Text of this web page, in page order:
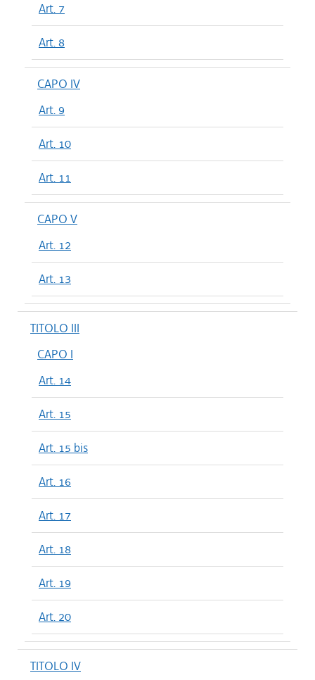
Art. 7
Art. 8
CAPO IV
Art. 9
Art. 10
Art. 11
CAPO V
Art. 12
Art. 13
TITOLO III
CAPO I
Art. 14
Art. 15
Art. 15 bis
Art. 16
Art. 17
Art. 18
Art. 19
Art. 20
TITOLO IV